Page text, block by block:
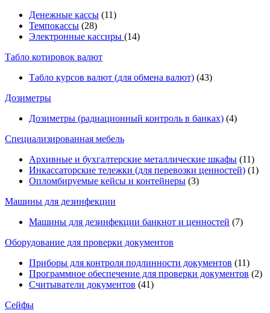
Денежные кассы (11)
Темпокассы (28)
Электронные кассиры (14)
Табло котировок валют
Табло курсов валют (для обмена валют) (43)
Дозиметры
Дозиметры (радиационный контроль в банках) (4)
Специализированная мебель
Архивные и бухгалтерские металлические шкафы (11)
Инкассаторские тележки (для перевозки ценностей) (1)
Опломбируемые кейсы и контейнеры (3)
Машины для дезинфекции
Машины для дезинфекции банкнот и ценностей (7)
Оборудование для проверки документов
Приборы для контроля подлинности документов (11)
Программное обеспечение для проверки документов (2)
Считыватели документов (41)
Сейфы